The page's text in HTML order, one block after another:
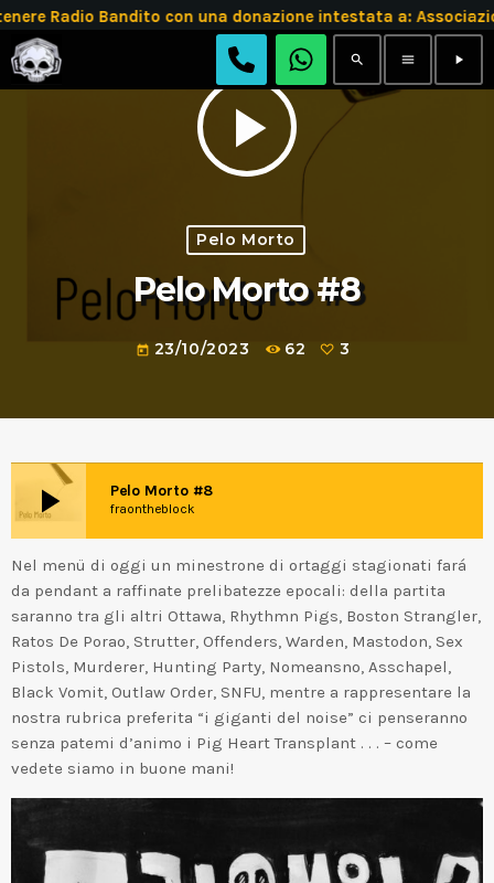
Radio Bandito con una donazione intestata a:
search menu play_arrow
play_arrow
Pelo Morto
Pelo Morto #8
today 23/10/2023 62 3
play_arrow Pelo Morto #8
fraontheblock
Nel menü di oggi un minestrone di ortaggi stagionati fará
da pendant a raffinate prelibatezze epocali: della partita
saranno tra gli altri Ottawa, Rhythmn Pigs, Boston Strangler,
Ratos De Porao, Strutter, Offenders, Warden, Mastodon, Sex
Pistols, Murderer, Hunting Party, Nomeansno, Asschapel,
Black Vomit, Outlaw Order, SNFU, mentre a rappresentare la
nostra rubrica preferita “i giganti del noise” ci penseranno
senza patemi d’animo i Pig Heart Transplant . . . – come
vedete siamo in buone mani!